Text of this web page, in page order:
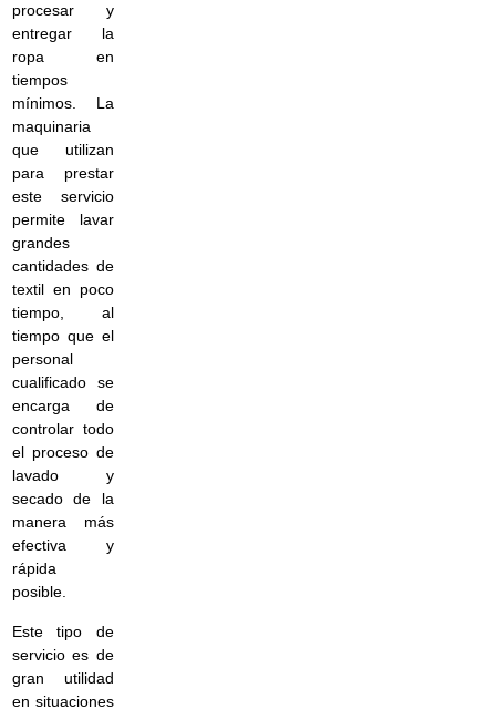
procesar y
entregar la
ropa en
tiempos
mínimos. La
maquinaria
que utilizan
para prestar
este servicio
permite lavar
grandes
cantidades de
textil en poco
tiempo, al
tiempo que el
personal
cualificado se
encarga de
controlar todo
el proceso de
lavado y
secado de la
manera más
efectiva y
rápida
posible.
Este tipo de
servicio es de
gran utilidad
en situaciones